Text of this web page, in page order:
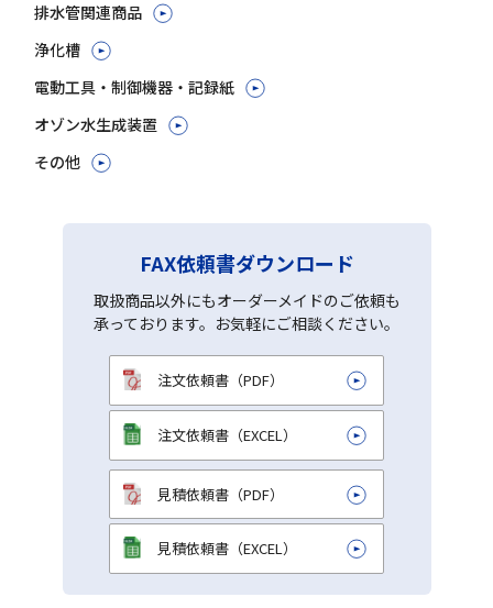
排水管関連商品
浄化槽
電動工具・制御機器・記録紙
オゾン水生成装置
その他
FAX依頼書ダウンロード
取扱商品以外にもオーダーメイドのご依頼も
承っております。お気軽にご相談ください。
注文依頼書（PDF）
注文依頼書（EXCEL）
見積依頼書（PDF）
見積依頼書（EXCEL）